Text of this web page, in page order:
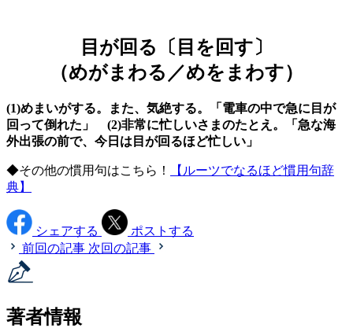
目が回る〔目を回す〕
（めがまわる／めをまわす）
(1)めまいがする。また、気絶する。「電車の中で急に目が
回って倒れた」 (2)非常に忙しいさまのたとえ。「急な海
外出張の前で、今日は目が回るほど忙しい」
◆その他の慣用句はこちら！
【ルーツでなるほど慣用句辞
典】
シェアする
ポストする
前回の記事 次回の記事
著者情報